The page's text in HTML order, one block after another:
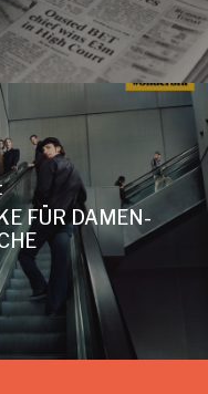
FÜR DAMEN-